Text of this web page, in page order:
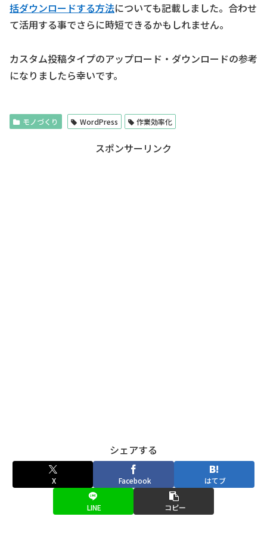
括ダウンロードする方法についても記載しました。合わせ
て活用する事でさらに時短できるかもしれません。
カスタム投稿タイプのアップロード・ダウンロードの参考
になりましたら幸いです。
モノづくり WordPress 作業効率化
スポンサーリンク
シェアする
X Facebook はてブ
LINE コピー